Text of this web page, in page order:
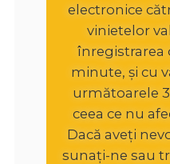
electronice
vinietelor
înregistrarea
minute, și cu
următoarele
ceea ce nu
Dacă aveți
sunați-ne sau